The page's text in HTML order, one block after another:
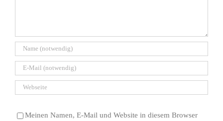
Meinen Namen, E-Mail und Website in diesem Browser